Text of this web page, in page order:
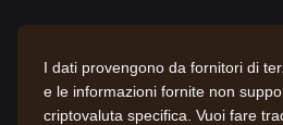
I dati provengono da fornitori di
e le informazioni fornite non
criptovaluta specifica. Vuoi fare